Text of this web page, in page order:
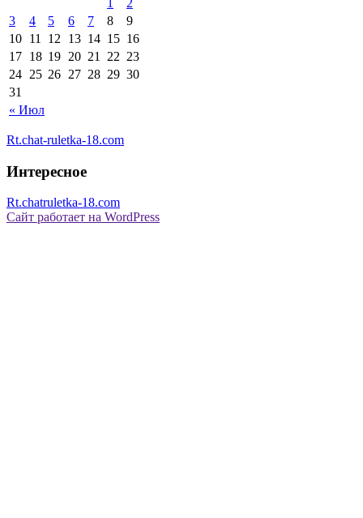
« Июл
3
4 5 6 7 8
9
10 11 12 13 14 15 16
17 18 19 20 21 22 23
24 25 26 27 28 29 30
31
Rt.chat-ruletka-18.com
Интересное
Rt.chatruletka-18.com
Сайт работает на WordPress